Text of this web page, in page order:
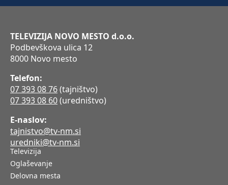
TELEVIZIJA NOVO MESTO d.o.o.
Podbevškova ulica 12
8000 Novo mesto
Telefon:
07 393 08 76(tajništvo)
07 393 08 60(uredništvo)
E-naslov:
tajnistvo@tv-nm.si
uredniki@tv-nm.si
Televizija
Oglaševanje
Delovna mesta